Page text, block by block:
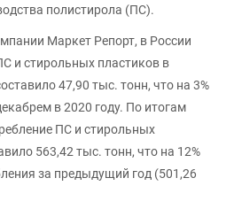
полистирола (ПС).
Маркет Репорт, в России
и стирольных пластиков в
47,90 тыс. тонн, что на 3%
в 2020 году. По итогам
ПС и стирольных
563,42 тыс. тонн, что на 12%
за предыдущий год (501,26